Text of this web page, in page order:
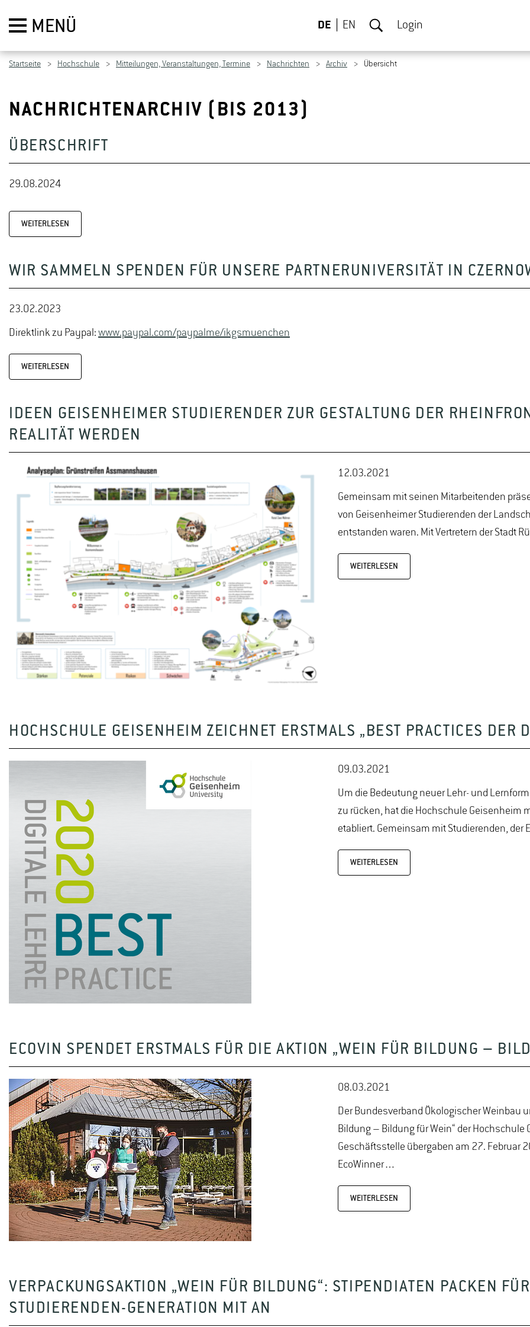
MENÜ DE EN Login
Startseite Hochschule Mitteilungen, Veranstaltungen, Termine Nachrichten Archiv Übersicht
NACHRICHTENARCHIV (BIS 2013)
ÜBERSCHRIFT
29.08.2024
WEITERLESEN
WIR SAMMELN SPENDEN FÜR UNSERE PARTNERUNIVERSITÄT IN
23.02.2023
Direktlink zu Paypal: www.paypal.com/paypalme/ikgsmuenchen
WEITERLESEN
IDEEN GEISENHEIMER STUDIERENDER ZUR GESTALTUNG DER
REALITÄT WERDEN
12.03.2021
Gemeinsam mit seinen Mitarbeitenden
von Geisenheimer Studierenden der
entstanden waren. Mit Vertretern der Stadt
WEITERLESEN
HOCHSCHULE GEISENHEIM ZEICHNET ERSTMALS „BEST PRACTICES DER
09.03.2021
Um die Bedeutung neuer Lehr- und
zu rücken, hat die Hochschule Geisenheim
etabliert. Gemeinsam mit Studierenden,
WEITERLESEN
ECOVIN SPENDET ERSTMALS FÜR DIE AKTION „WEIN FÜR BILDUNG –
08.03.2021
Der Bundesverband Ökologischer Weinbau
Bildung – Bildung für Wein“ der Hochschule
Geschäftsstelle übergaben am 27. Februar
EcoWinner…
WEITERLESEN
VERPACKUNGSAKTION „WEIN FÜR BILDUNG“: STIPENDIATEN PACKEN
STUDIERENDEN-GENERATION MIT AN